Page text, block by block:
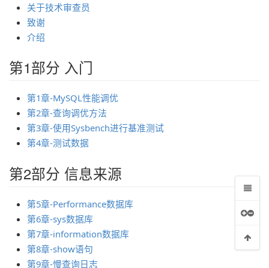
关于技术审查员
致谢
介绍
第1部分 入门
第1章-MySQL性能调优
第2章-查询调优方法
第3章-使用Sysbench进行基准测试
第4章-测试数据
第2部分 信息来源
第5章-Performance数据库
第6章-sys数据库
第7章-information数据库
第8章-show语句
第9章-慢查询日志